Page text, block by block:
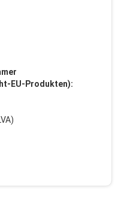
EU-Produkten):